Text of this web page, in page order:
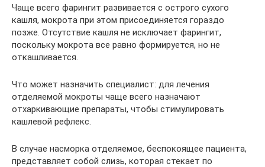
Чаще всего фарингит развивается с острого сухого
кашля, мокрота при этом присоединяется гораздо
позже. Отсутствие кашля не исключает фарингит,
поскольку мокрота все равно формируется, но не
откашливается.
Что может назначить специалист: для лечения
отделяемой мокроты чаще всего назначают
отхаркивающие препараты, чтобы стимулировать
кашлевой рефлекс.
В случае насморка отделяемое, беспокоящее пациента,
представляет собой слизь, которая стекает по